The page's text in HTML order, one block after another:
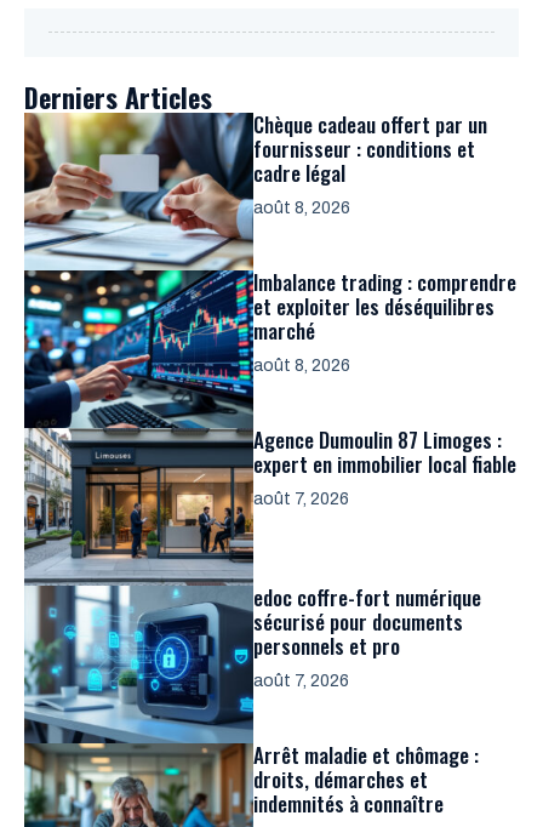
Derniers Articles
Chèque cadeau offert par un
fournisseur : conditions et
cadre légal
août 8, 2026
Imbalance trading : comprendre
et exploiter les déséquilibres
marché
août 8, 2026
Agence Dumoulin 87 Limoges :
expert en immobilier local fiable
août 7, 2026
edoc coffre-fort numérique
sécurisé pour documents
personnels et pro
août 7, 2026
Arrêt maladie et chômage :
droits, démarches et
indemnités à connaître